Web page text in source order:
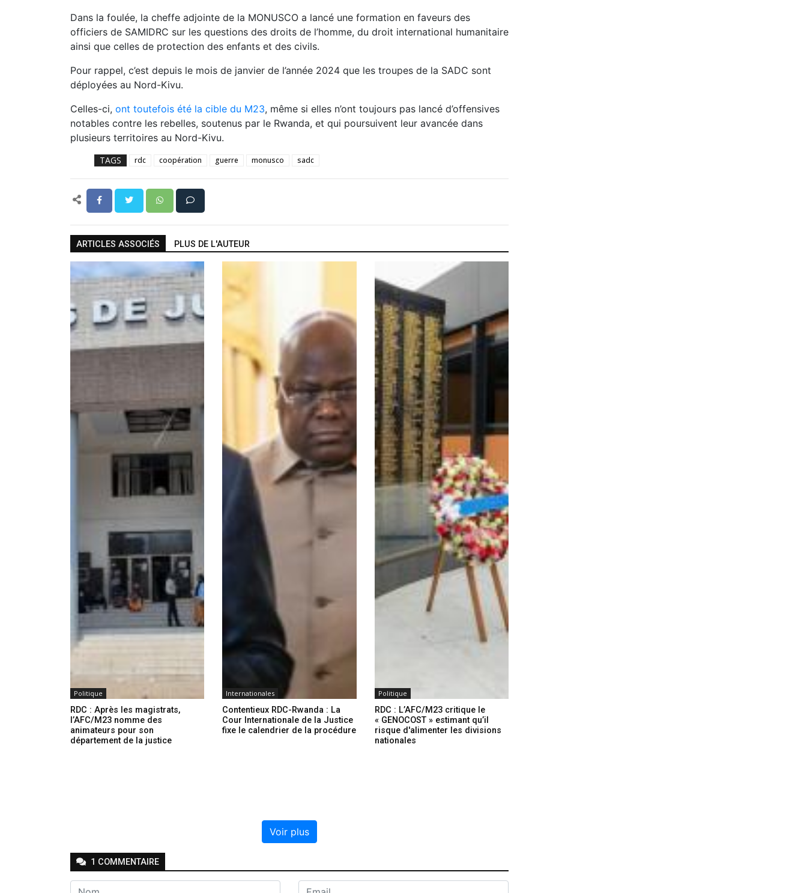
Dans la foulée, la cheffe adjointe de la MONUSCO a lancé une formation en faveurs des
officiers de SAMIDRC sur les questions des droits de l’homme, du droit international humanitaire
ainsi que celles de protection des enfants et des civils.
Pour rappel, c’est depuis le mois de janvier de l’année 2024 que les troupes de la SADC sont
déployées au Nord-Kivu.
Celles-ci, ont toutefois été la cible du M23, même si elles n’ont toujours pas lancé d’offensives
notables contre les rebelles, soutenus par le Rwanda, et qui poursuivent leur avancée dans
plusieurs territoires au Nord-Kivu.
TAGS rdc coopération guerre monusco sadc
ARTICLES ASSOCIÉS PLUS DE L'AUTEUR
Politique
RDC : Après les magistrats,
l’AFC/M23 nomme des
animateurs pour son
département de la justice
Internationales
Contentieux RDC-Rwanda : La
Cour Internationale de la Justice
fixe le calendrier de la procédure
Politique
RDC : L’AFC/M23 critique le
« GENOCOST » estimant qu’il
risque d'alimenter les divisions
nationales
Voir plus
1 COMMENTAIRE